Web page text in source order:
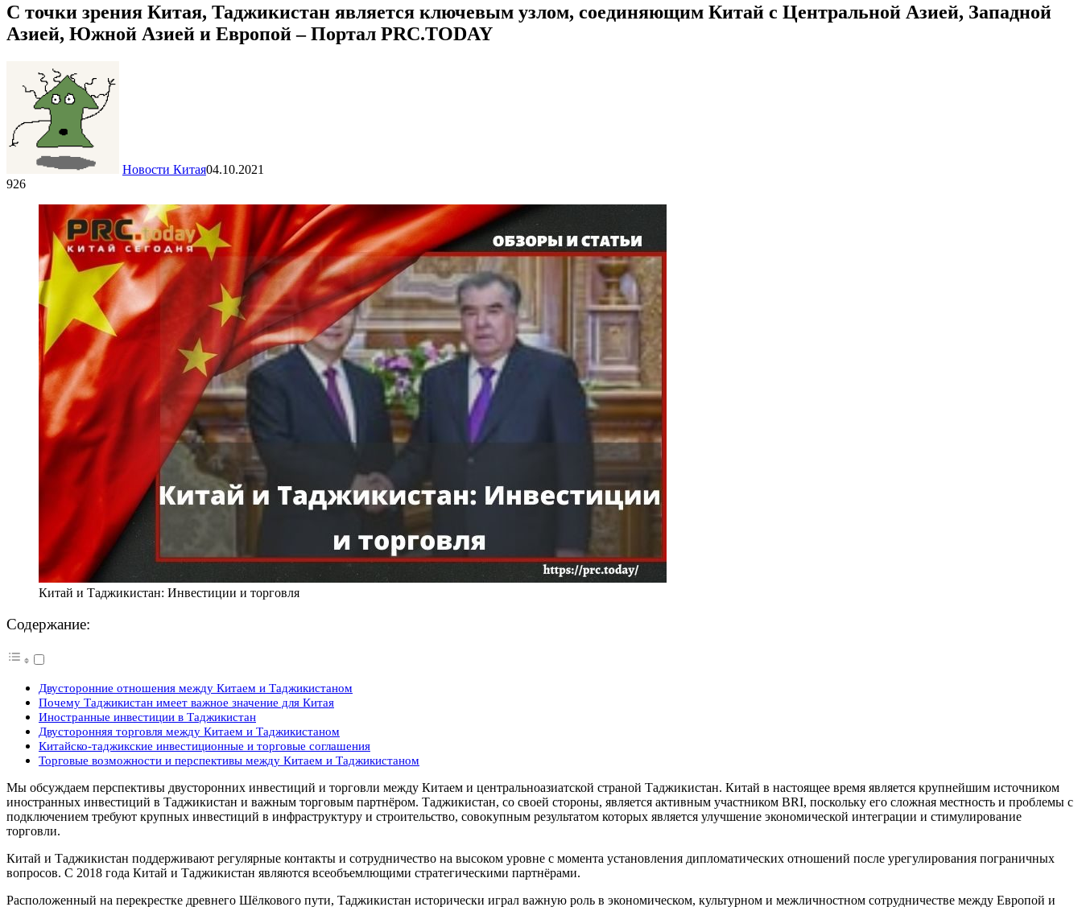
С точки зрения Китая, Таджикистан является ключевым узлом, соединяющим Китай с Центральной Азией, Западной
Азией, Южной Азией и Европой – Портал PRC.TODAY
Новости Китая04.10.2021
926
Китай и Таджикистан: Инвестиции и торговля
Содержание:
Двусторонние отношения между Китаем и Таджикистаном
Почему Таджикистан имеет важное значение для Китая
Иностранные инвестиции в Таджикистан
Двусторонняя торговля между Китаем и Таджикистаном
Китайско-таджикские инвестиционные и торговые соглашения
Торговые возможности и перспективы между Китаем и Таджикистаном
Мы обсуждаем перспективы двусторонних инвестиций и торговли между Китаем и центральноазиатской страной Таджикистан. Китай в настоящее время является крупнейшим источником
иностранных инвестиций в Таджикистан и важным торговым партнёром. Таджикистан, со своей стороны, является активным участником BRI, поскольку его сложная местность и проблемы с
подключением требуют крупных инвестиций в инфраструктуру и строительство, совокупным результатом которых является улучшение экономической интеграции и стимулирование
торговли.
Китай и Таджикистан поддерживают регулярные контакты и сотрудничество на высоком уровне с момента установления дипломатических отношений после урегулирования пограничных
вопросов. С 2018 года Китай и Таджикистан являются всеобъемлющими стратегическими партнёрами.
Расположенный на перекрестке древнего Шёлкового пути, Таджикистан исторически играл важную роль в экономическом, культурном и межличностном сотрудничестве между Европой и